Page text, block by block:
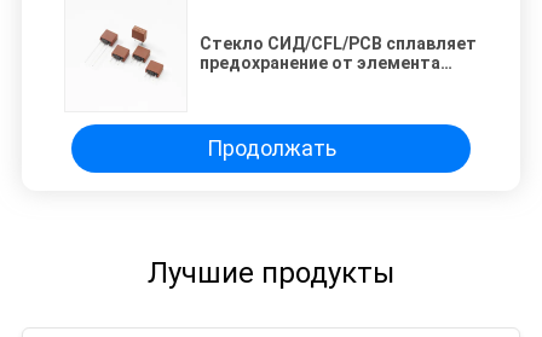
Стекло СИД/CFL/PCB сплавляет
предохранение от элемента
Продолжать
Лучшие продукты